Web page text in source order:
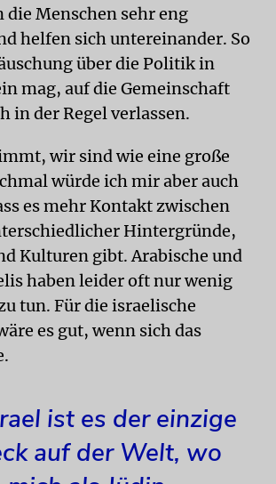
die Menschen sehr eng
helfen sich untereinander. So
über die Politik in
mag, auf die Gemeinschaft
in der Regel verlassen.
wir sind wie eine große
würde ich mir aber auch
es mehr Kontakt zwischen
Hintergründe,
Kulturen gibt. Arabische und
haben leider oft nur wenig
tun. Für die israelische
es gut, wenn sich das
ist es der einzige
auf der Welt, wo